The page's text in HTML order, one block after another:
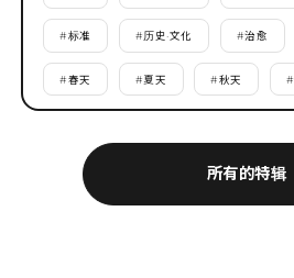
所有的特辑
#标准 #历史·文化 #治愈
#春天 #夏天 #秋天 #